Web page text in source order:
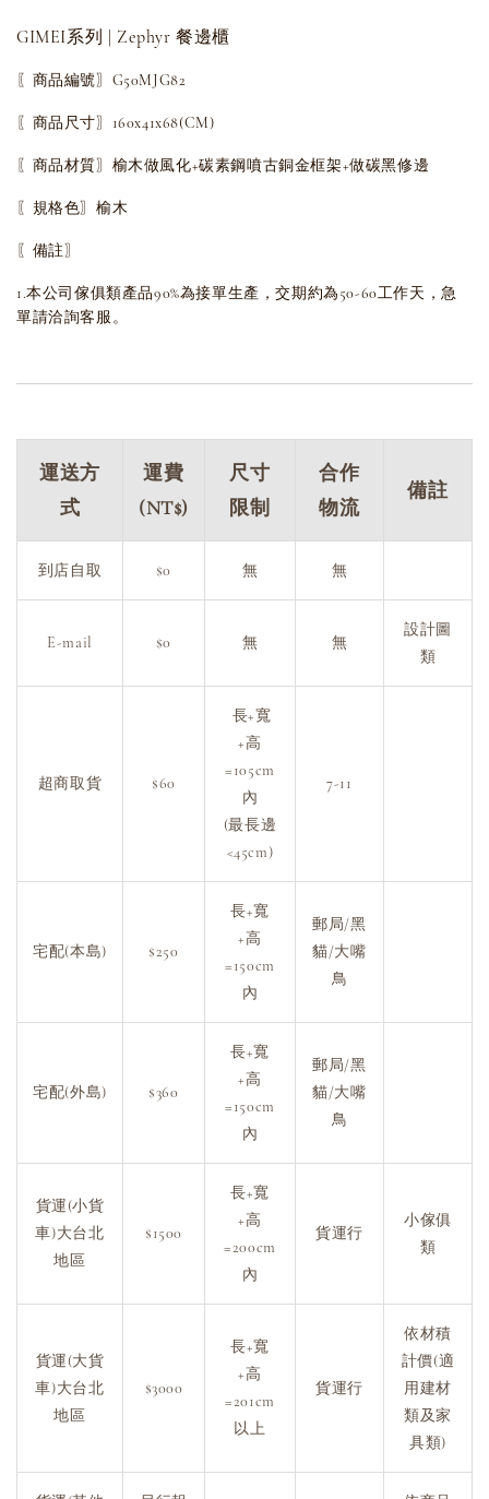
GIMEI系列 | Zephyr 餐邊櫃
〖商品編號〗G50MJG82
〖商品尺寸〗160x41x68(CM)
〖商品材質〗榆木做風化+碳素鋼噴古銅金框架+做碳黑修邊
〖規格色〗榆木
〖備註〗
1.本公司傢俱類產品90%為接單生產，交期約為50-60工作天，急
單請洽詢客服。
運送方
式
運費
(NT$)
尺寸
限制
合作
物流
備註
到店自取 $0 無 無
E-mail $0 無 無
設計圖
類
超商取貨 $60
長+寬
+高
=105cm
內
(最長邊
<45cm)
7-11
宅配(本島) $250
長+寬
+高
=150cm
內
郵局/黑
貓/大嘴
鳥
宅配(外島) $360
長+寬
+高
=150cm
內
郵局/黑
貓/大嘴
鳥
貨運(小貨
車)大台北
地區
$1500
長+寬
+高
=200cm
內
貨運行
小傢俱
類
貨運(大貨
車)大台北
地區
$3000
長+寬
+高
=201cm
以上
貨運行
依材積
計價(適
用建材
類及家
具類)